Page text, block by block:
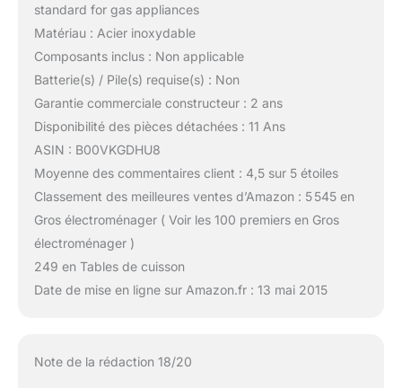
standard for gas appliances
Matériau : Acier inoxydable
Composants inclus : Non applicable
Batterie(s) / Pile(s) requise(s) : Non
Garantie commerciale constructeur : 2 ans
Disponibilité des pièces détachées : 11 Ans
ASIN : B00VKGDHU8
Moyenne des commentaires client : 4,5 sur 5 étoiles
Classement des meilleures ventes d’Amazon : 5 545 en
Gros électroménager ( Voir les 100 premiers en Gros
électroménager )
249 en Tables de cuisson
Date de mise en ligne sur Amazon.fr : 13 mai 2015
Note de la rédaction 18/20